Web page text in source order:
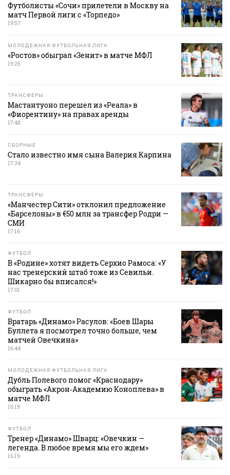
Футболисты «Сочи» прилетели в Москву на
матч Первой лиги с «Торпедо»
19:57
МОЛОДЕЖНАЯ ФУТБОЛЬНАЯ ЛИГА
«Ростов» обыграл «Зенит» в матче МФЛ
19:25
ТРАНСФЕРЫ
Мастантуоно перешел из «Реала» в
«Фиорентину» на правах аренды
17:48
СБОРНЫЕ
Стало известно имя сына Валерия Карпина
17:34
ТРАНСФЕРЫ
«Манчестер Сити» отклонил предложение
«Барселоны» в €50 млн за трансфер Родри —
СМИ
17:16
ФУТБОЛ
В «Родине» хотят видеть Серхио Рамоса: «У
нас тренерский штаб тоже из Севильи.
Шикарно бы вписался!»
17:01
ФУТБОЛ
Вратарь «Динамо» Расулов: «Боев Шары
Буллета я посмотрел точно больше, чем
матчей Овечкина»
16:44
МОЛОДЕЖНАЯ ФУТБОЛЬНАЯ ЛИГА
Дубль Полевого помог «Краснодару»
обыграть «Акрон‑Академию Коноплева» в
матче МФЛ
16:19
ФУТБОЛ
Тренер «Динамо» Шварц: «Овечкин —
легенда. В любое время мы его ждем»
16:19